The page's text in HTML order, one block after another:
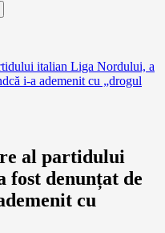
italian Liga Nordului, a
i-a ademenit cu „drogul
al partidului
denunțat de
cu